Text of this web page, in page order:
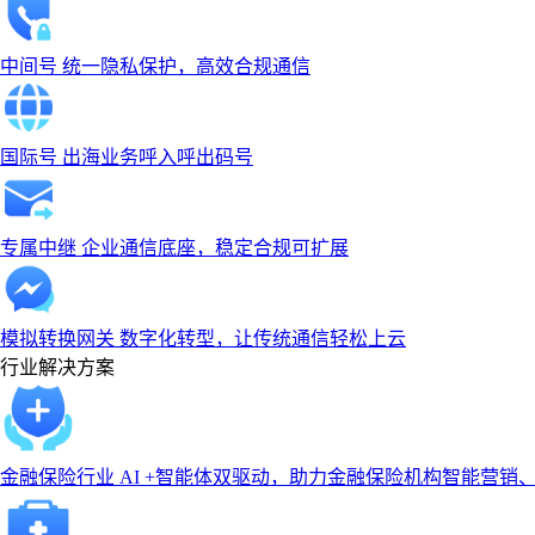
中间号 统一隐私保护，高效合规通信
国际号 出海业务呼入呼出码号
专属中继 企业通信底座，稳定合规可扩展
模拟转换网关 数字化转型，让传统通信轻松上云
行业解决方案
金融保险行业 AI +智能体双驱动，助力金融保险机构智能营销